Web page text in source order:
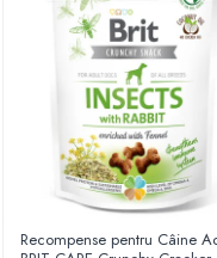
Recompense pentru Câine